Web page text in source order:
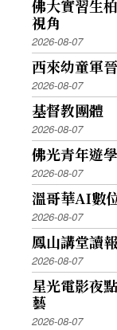
佛大實習生
視角
2026-08-07
西來幼童軍
2026-08-07
基督教團體
2026-08-07
佛光青年遊
2026-08-07
溫哥華AI數
2026-08-07
鳳山講堂讀
2026-08-07
星光電影夜
藝
2026-08-07